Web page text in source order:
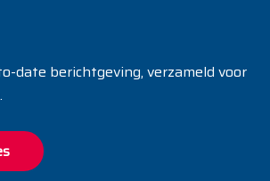
date berichtgeving, verzameld voor